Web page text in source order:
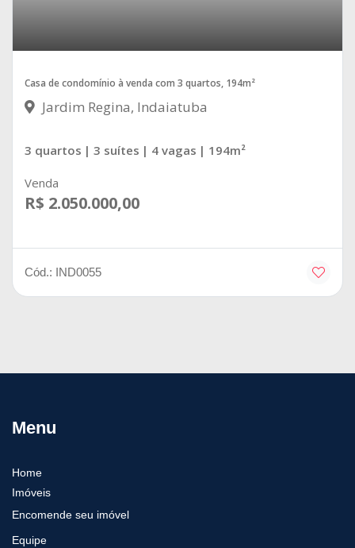
Casa de condomínio à venda com 3 quartos, 194m²
Jardim Regina, Indaiatuba
3 quartos | 3 suítes | 4 vagas | 194m²
Venda
R$ 2.050.000,00
Cód.: IND0055
Menu
Home
Imóveis
Encomende seu imóvel
Equipe